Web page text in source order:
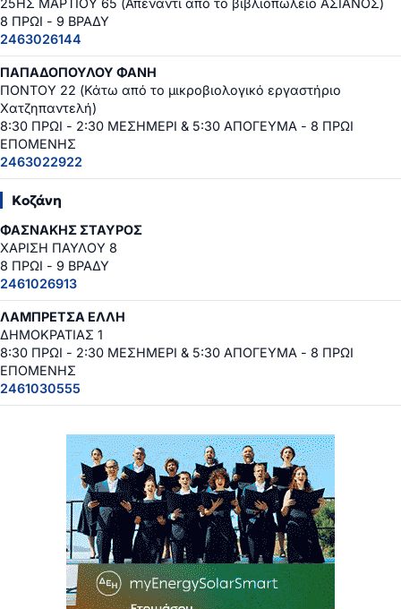
25ΗΣ ΜΑΡΤΙΟΥ 65 (Απέναντι από το βιβλιοπωλείο ΑΣΙΑΝΟΣ)
8 ΠΡΩΙ - 9 ΒΡΑΔΥ
2463026144
ΠΑΠΑΔΟΠΟΥΛΟΥ ΦΑΝΗ
ΠΟΝΤΟΥ 22 (Κάτω από το μικροβιολογικό εργαστήριο
Χατζηπαντελή)
8:30 ΠΡΩΙ - 2:30 ΜΕΣΗΜΕΡΙ & 5:30 ΑΠΟΓΕΥΜΑ - 8 ΠΡΩΙ
ΕΠΟΜΕΝΗΣ
2463022922
Κοζάνη
ΦΑΣΝΑΚΗΣ ΣΤΑΥΡΟΣ
ΧΑΡΙΣΗ ΠΑΥΛΟΥ 8
8 ΠΡΩΙ - 9 ΒΡΑΔΥ
2461026913
ΛΑΜΠΡΕΤΣΑ ΕΛΛΗ
ΔΗΜΟΚΡΑΤΙΑΣ 1
8:30 ΠΡΩΙ - 2:30 ΜΕΣΗΜΕΡΙ & 5:30 ΑΠΟΓΕΥΜΑ - 8 ΠΡΩΙ
ΕΠΟΜΕΝΗΣ
2461030555